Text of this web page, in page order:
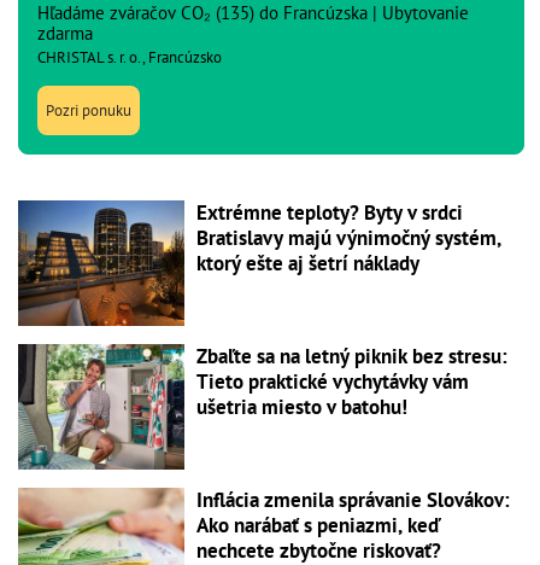
Hľadáme zváračov CO₂ (135) do Francúzska | Ubytovanie
zdarma
CHRISTAL s. r. o., Francúzsko
Pozri ponuku
Extrémne teploty? Byty v srdci
Bratislavy majú výnimočný systém,
ktorý ešte aj šetrí náklady
Zbaľte sa na letný piknik bez stresu:
Tieto praktické vychytávky vám
ušetria miesto v batohu!
Inflácia zmenila správanie Slovákov:
Ako narábať s peniazmi, keď
nechcete zbytočne riskovať?